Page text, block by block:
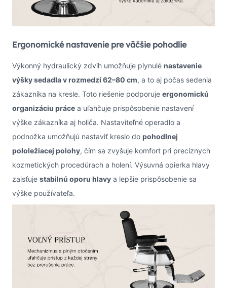
Ergonomické nastavenie pre väčšie pohodlie
Výkonný hydraulický zdvih umožňuje plynulé nastavenie
výšky sedadla v rozmedzí 62–80 cm, a to aj počas sedenia
zákazníka na kresle. Toto riešenie podporuje ergonomickú
organizáciu práce a uľahčuje prispôsobenie nastavení
výške zákazníka aj holiča. Nastaviteľné operadlo a
podnožka umožňujú nastaviť kreslo do pohodlnej
pololežiacej polohy, čím sa zvyšuje komfort pri precíznych
kozmetických procedúrach a holení. Výsuvná opierka hlavy
zaisťuje stabilnú oporu hlavy a lepšie prispôsobenie sa
výške používateľa.